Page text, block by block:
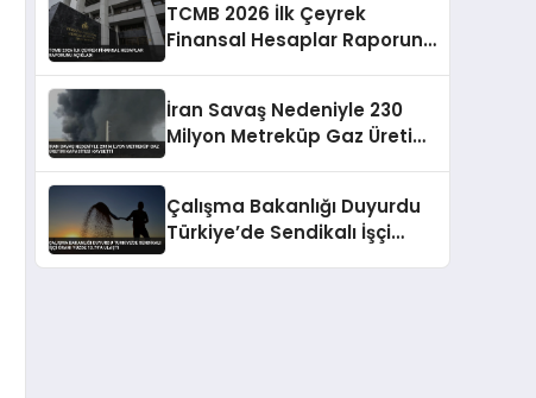
TCMB 2026 İlk Çeyrek
Finansal Hesaplar Raporunu
İran Savaş Nedeniyle 230
Milyon Metreküp Gaz Üretim
Çalışma Bakanlığı Duyurdu
Türkiye’de Sendikalı İşçi